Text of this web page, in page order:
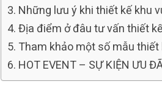
Những lưu ý khi thiết kế khu
Địa điểm ở đâu tư vấn thiết
Tham khảo một số mẫu
HOT EVENT – SỰ KIỆN ƯU